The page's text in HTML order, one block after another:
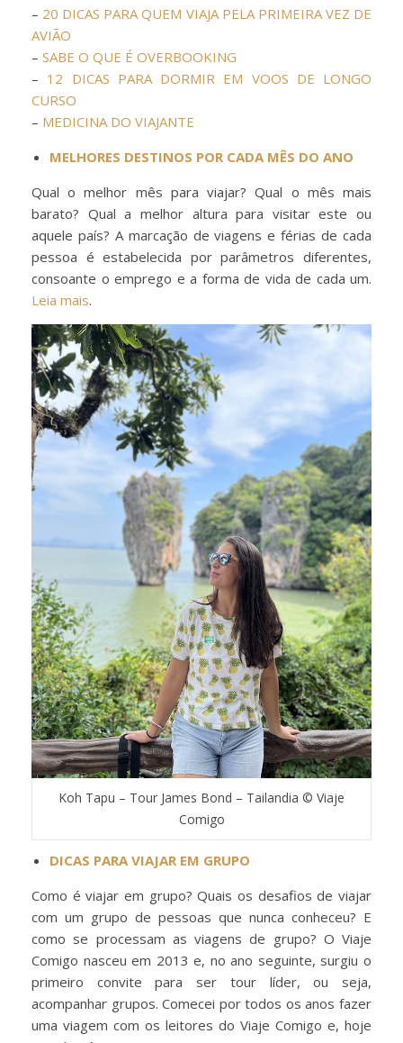
– 20 DICAS PARA QUEM VIAJA PELA PRIMEIRA VEZ DE
AVIÃO
– SABE O QUE É OVERBOOKING
– 12 DICAS PARA DORMIR EM VOOS DE LONGO
CURSO
– MEDICINA DO VIAJANTE
MELHORES DESTINOS POR CADA MÊS DO ANO
Qual o melhor mês para viajar? Qual o mês mais
barato? Qual a melhor altura para visitar este ou
aquele país? A marcação de viagens e férias de cada
pessoa é estabelecida por parâmetros diferentes,
consoante o emprego e a forma de vida de cada um.
Leia mais.
Koh Tapu – Tour James Bond – Tailandia © Viaje
Comigo
DICAS PARA VIAJAR EM GRUPO
Como é viajar em grupo? Quais os desafios de viajar
com um grupo de pessoas que nunca conheceu? E
como se processam as viagens de grupo? O Viaje
Comigo nasceu em 2013 e, no ano seguinte, surgiu o
primeiro convite para ser tour líder, ou seja,
acompanhar grupos. Comecei por todos os anos fazer
uma viagem com os leitores do Viaje Comigo e, hoje